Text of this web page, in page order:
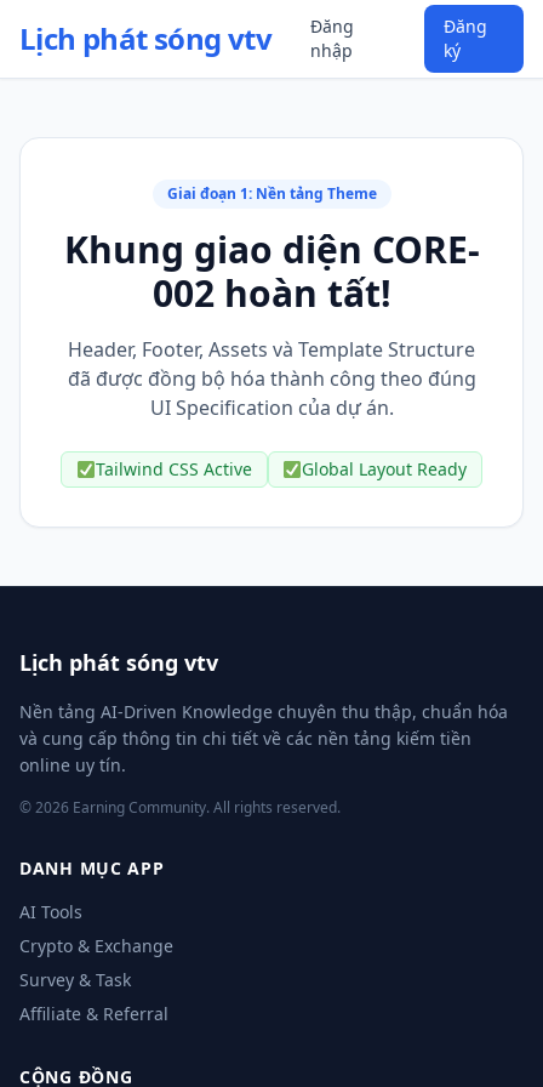
Lịch phát sóng vtv
Đăng
nhập
Đăng
ký
Giai đoạn 1: Nền tảng Theme
Khung giao diện CORE-
002 hoàn tất!
Header, Footer, Assets và Template Structure
đã được đồng bộ hóa thành công theo đúng
UI Specification của dự án.
Tailwind CSS Active Global Layout Ready
Lịch phát sóng vtv
Nền tảng AI-Driven Knowledge chuyên thu thập, chuẩn hóa
và cung cấp thông tin chi tiết về các nền tảng kiếm tiền
online uy tín.
© 2026 Earning Community. All rights reserved.
DANH MỤC APP
AI Tools
Crypto & Exchange
Survey & Task
Affiliate & Referral
CỘNG ĐỒNG